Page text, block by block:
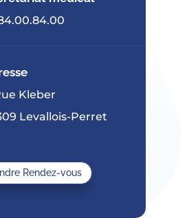
Kleber
Levallois-Perret
Rendez-vous